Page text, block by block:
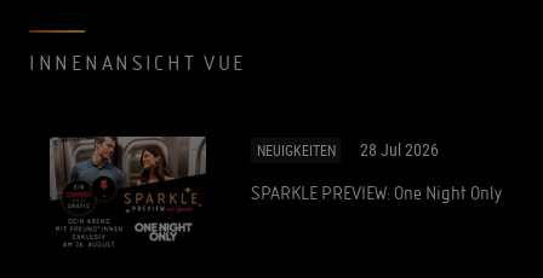
INNENANSICHT VUE
NEUIGKEITEN 28 Jul 2026
SPARKLE PREVIEW: One Night Only